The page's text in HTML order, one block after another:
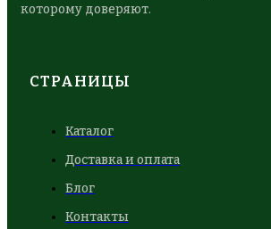
которому доверяют.
СТРАНИЦЫ
Каталог
Доставка и оплата
Блог
Контакты